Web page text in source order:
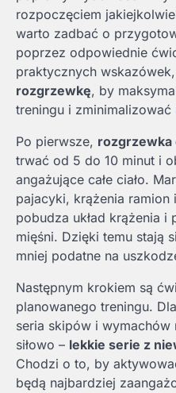
rozpoczęciem
warto zadbać o
poprzez odpowiednie
praktycznych
rozgrzewkę, by
treningu i
Po pierwsze, rozgrzewka
trwać od 5 do 10 minut i
angażujące całe ciało.
pajacyki, krążenia
pobudza układ krążenia i
mięśni. Dzięki temu stają
mniej podatne na
Następnym krokiem są
planowanego treningu.
seria skipów i
siłowo – lekkie serie z
Chodzi o to, by
będą najbardziej